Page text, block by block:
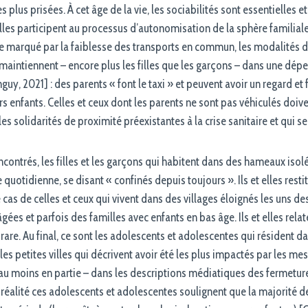
plus prisées. À cet âge de la vie, les sociabilités sont essentielles
participent au processus d’autonomisation de la sphère
marqué par la faiblesse des transports en commun, les modalités
– encore plus les filles que les garçons – dans une
2021] : des parents « font le taxi » et peuvent avoir un regard et
enfants. Celles et ceux dont les parents ne sont pas véhiculés
solidarités de proximité préexistantes à la crise sanitaire et qui
les filles et les garçons qui habitent dans des hameaux
quotidienne, se disant « confinés depuis toujours ». Ils et elles
cas de celles et ceux qui vivent dans des villages éloignés les uns
et parfois des familles avec enfants en bas âge. Ils et elles
Au final, ce sont les adolescents et adolescentes qui résident
petites villes qui décrivent avoir été les plus impactés par les
moins en partie – dans les descriptions médiatiques des
ces adolescents et adolescentes soulignent que la majorité